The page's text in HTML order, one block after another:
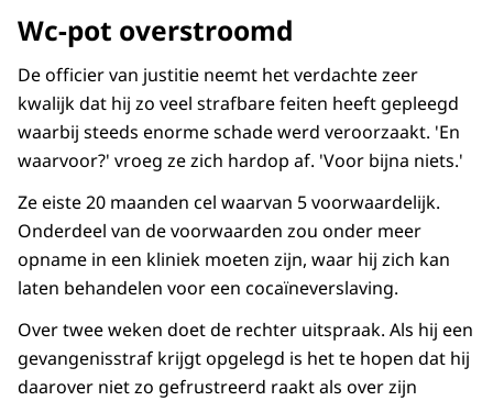
Wc-pot overstroomd
De officier van justitie neemt het verdachte zeer
kwalijk dat hij zo veel strafbare feiten heeft gepleegd
waarbij steeds enorme schade werd veroorzaakt. 'En
waarvoor?' vroeg ze zich hardop af. 'Voor bijna niets.'
Ze eiste 20 maanden cel waarvan 5 voorwaardelijk.
Onderdeel van de voorwaarden zou onder meer
opname in een kliniek moeten zijn, waar hij zich kan
laten behandelen voor een cocaïneverslaving.
Over twee weken doet de rechter uitspraak. Als hij een
gevangenisstraf krijgt opgelegd is het te hopen dat hij
daarover niet zo gefrustreerd raakt als over zijn